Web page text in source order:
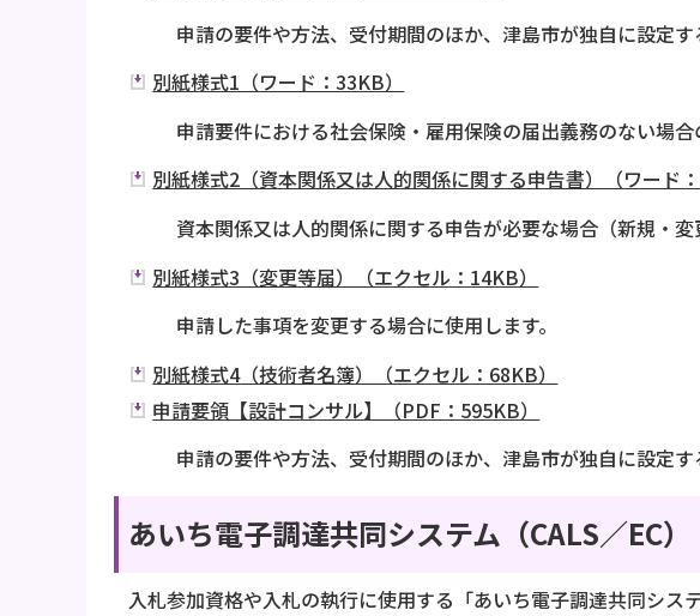
申請の要件や方法、受付期間のほか、津島市が独自に設定
別紙様式1（ワード：33KB）
申請要件における社会保険・雇用保険の届出義務のない場合
別紙様式2（資本関係又は人的関係に関する申告書）（ワード：
資本関係又は人的関係に関する申告が必要な場合（新規・変
別紙様式3（変更等届）（エクセル：14KB）
申請した事項を変更する場合に使用します。
別紙様式4（技術者名簿）（エクセル：68KB）
申請要領【設計コンサル】（PDF：595KB）
申請の要件や方法、受付期間のほか、津島市が独自に設定
あいち電子調達共同システム（CALS／EC）
入札参加資格や入札の執行に使用する「あいち電子調達共同シ